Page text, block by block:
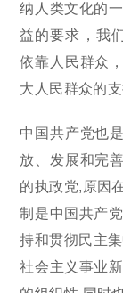
纳人类文化的
益的要求，我
依靠人民群众
大人民群众的
中国共产党也
放、发展和完
的执政党,原因
制是中国共产
持和贯彻民主
社会主义事业